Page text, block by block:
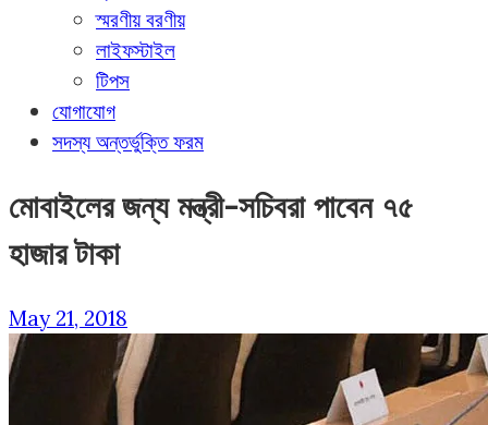
স্মরণীয় বরণীয়
লাইফস্টাইল
টিপস
যোগাযোগ
সদস্য অন্তর্ভুক্তি ফরম
মোবাইলের জন্য মন্ত্রী-সচিবরা পাবেন ৭৫
হাজার টাকা
May 21, 2018